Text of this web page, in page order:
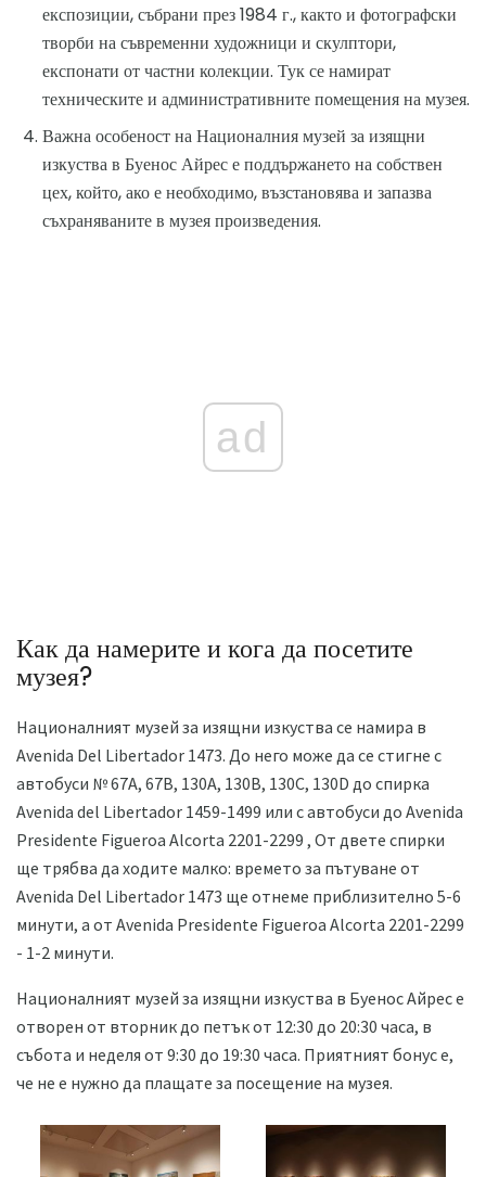
експозиции, събрани през 1984 г., както и фотографски
творби на съвременни художници и скулптори,
експонати от частни колекции. Тук се намират
техническите и административните помещения на музея.
Важна особеност на Националния музей за изящни
изкуства в Буенос Айрес е поддържането на собствен
цех, който, ако е необходимо, възстановява и запазва
съхраняваните в музея произведения.
ad
Как да намерите и кога да посетите
музея?
Националният музей за изящни изкуства се намира в
Avenida Del Libertador 1473. До него може да се стигне с
автобуси № 67A, 67B, 130A, 130B, 130C, 130D до спирка
Avenida del Libertador 1459-1499 или с автобуси до Avenida
Presidente Figueroa Alcorta 2201-2299 , От двете спирки
ще трябва да ходите малко: времето за пътуване от
Avenida Del Libertador 1473 ще отнеме приблизително 5-6
минути, а от Avenida Presidente Figueroa Alcorta 2201-2299
- 1-2 минути.
Националният музей за изящни изкуства в Буенос Айрес е
отворен от вторник до петък от 12:30 до 20:30 часа, в
събота и неделя от 9:30 до 19:30 часа. Приятният бонус е,
че не е нужно да плащате за посещение на музея.